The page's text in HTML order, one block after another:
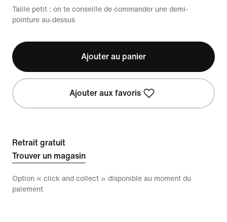
Taille petit : on te conseille de commander une demi-
pointure au-dessus
Ajouter au panier
Ajouter aux favoris
Retrait gratuit
Trouver un magasin
Option « click and collect » disponible au moment du
paiement